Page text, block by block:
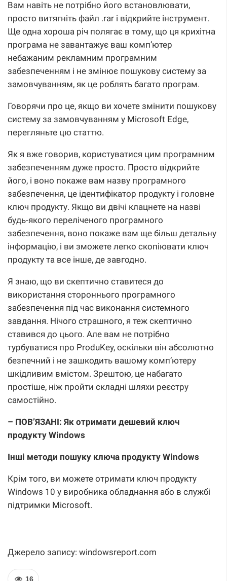
Вам навіть не потрібно його встановлювати,
просто витягніть файл .rar і відкрийте інструмент.
Ще одна хороша річ полягає в тому, що ця крихітна
програма не завантажує ваш комп’ютер
небажаним рекламним програмним
забезпеченням і не змінює пошукову систему за
замовчуванням, як це роблять багато програм.
Говорячи про це, якщо ви хочете змінити пошукову
систему за замовчуванням у Microsoft Edge,
перегляньте цю статтю.
Як я вже говорив, користуватися цим програмним
забезпеченням дуже просто. Просто відкрийте
його, і воно покаже вам назву програмного
забезпечення, це ідентифікатор продукту і головне
ключ продукту. Якщо ви двічі клацнете на назві
будь-якого переліченого програмного
забезпечення, воно покаже вам ще більш детальну
інформацію, і ви зможете легко скопіювати ключ
продукту та все інше, де завгодно.
Я знаю, що ви скептично ставитеся до
використання стороннього програмного
забезпечення під час виконання системного
завдання. Нічого страшного, я теж скептично
ставився до цього. Але вам не потрібно
турбуватися про ProduKey, оскільки він абсолютно
безпечний і не зашкодить вашому комп’ютеру
шкідливим вмістом. Зрештою, це набагато
простіше, ніж пройти складні шляхи реєстру
самостійно.
– ПОВ’ЯЗАНІ: Як отримати дешевий ключ
продукту Windows
Інші методи пошуку ключа продукту Windows
Крім того, ви можете отримати ключ продукту
Windows 10 у виробника обладнання або в службі
підтримки Microsoft.
Джерело запису: windowsreport.com
16